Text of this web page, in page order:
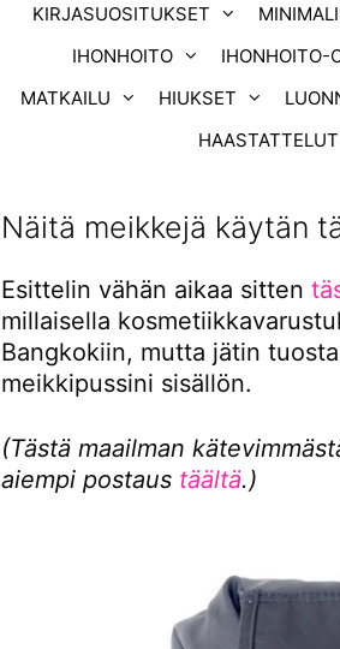
KIRJASUOSITUKSET
IHONHOITO
IHONHOITO-
MATKAILU
HIUKSET
HAASTATTELUT
Näitä meikkejä käytän
Esittelin vähän aikaa sitten
millaisella
Bangkokiin, mutta jätin
meikkipussini sisällön.
(Tästä maailman
aiempi postaus täältä.)